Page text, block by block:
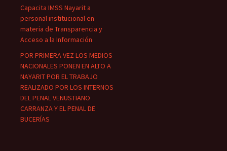
Capacita IMSS Nayarit a
personal institucional en
materia de Transparencia y
Acceso a la Información
POR PRIMERA VEZ LOS MEDIOS
NACIONALES PONEN EN ALTO A
NAYARIT POR EL TRABAJO
REALIZADO POR LOS INTERNOS
DEL PENAL VENUSTIANO
CARRANZA Y EL PENAL DE
BUCERÍAS